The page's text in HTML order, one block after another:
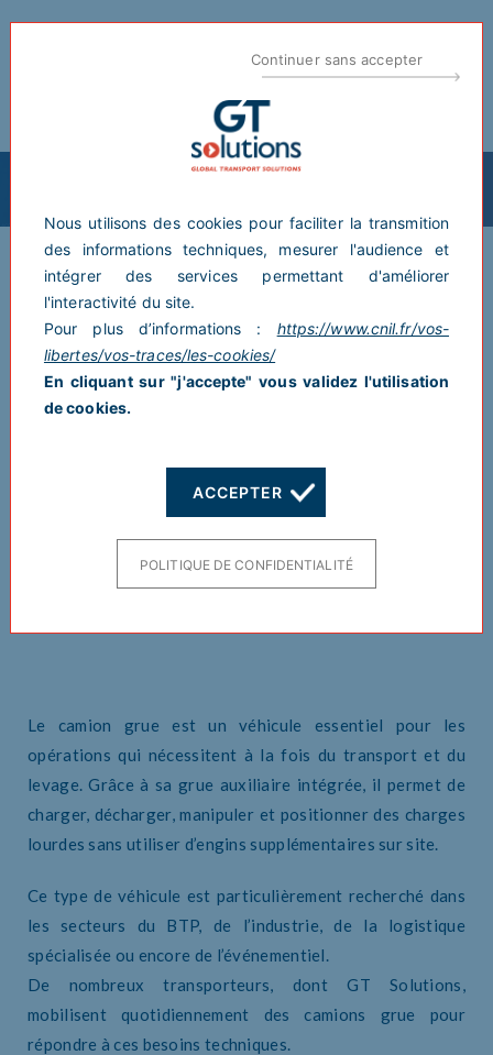
MENU
Besoin d’un camion grue avec
chauffeur ?
Découvrez les usages, avantages et applications professionnelles de
ce type de véhicule.
Location camion grue avec chauffeur : le
véhicule idéal pour le levage, le
Le camion grue est un véhicule essentiel pour les
opérations qui nécessitent à la fois du transport et du
levage. Grâce à sa grue auxiliaire intégrée, il permet de
charger, décharger, manipuler et positionner des charges
lourdes sans utiliser d’engins supplémentaires sur site.
Ce type de véhicule est particulièrement recherché dans
les secteurs du BTP, de l’industrie, de la logistique
spécialisée ou encore de l’événementiel.
De nombreux transporteurs, dont GT Solutions,
mobilisent quotidiennement des camions grue pour
répondre à ces besoins techniques.
Nous utilisons des cookies pour faciliter la transmition
des informations techniques, mesurer l'audience et
intégrer des services permettant d'améliorer
l'interactivité du site.
Pour plus d’informations : https://www.cnil.fr/vos-
libertes/vos-traces/les-cookies/
En cliquant sur "j'accepte" vous validez l'utilisation
de cookies.
ACCEPTER
Continuer sans accepter
POLITIQUE DE CONFIDENTIALITÉ